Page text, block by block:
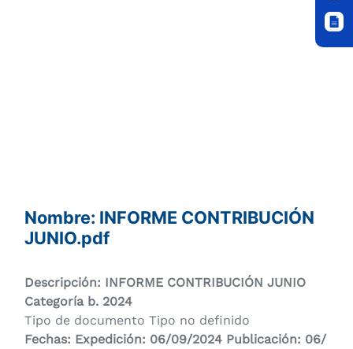
Nombre: INFORME CONTRIBUCIÓN
JUNIO.pdf
Descripción: INFORME CONTRIBUCIÓN JUNIO
Categoría b. 2024
Tipo de documento Tipo no definido
Fechas: Expedición: 06/09/2024 Publicación: 06/